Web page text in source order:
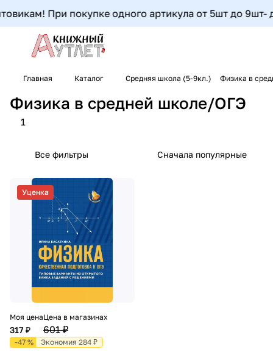
При покупке одного артикула от 5шт до 9шт-
Главная Каталог Средняя школа (5-9кл.) Физика в
Физика в средней школе/ОГЭ
1
Все фильтры Сначала популярные
Уценка
Моя цена
317 ₽
Цена в магазинах
601 ₽
-47 % Экономия 284 ₽